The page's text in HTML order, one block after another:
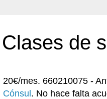
Clases de
20€/mes. 660210075 -
Cónsul . No hace falta